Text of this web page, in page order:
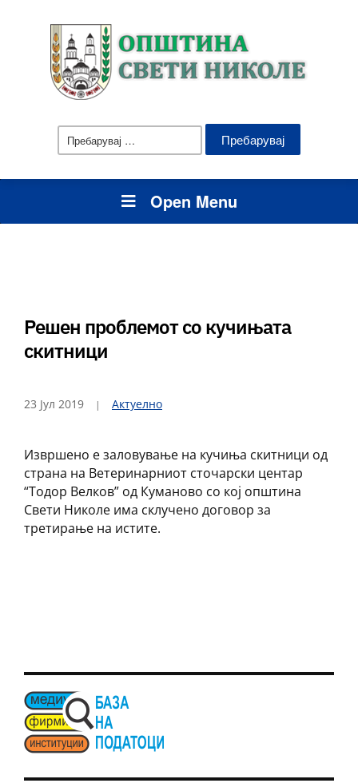
Пребарувај
за:
Open Menu
Решен проблемот со кучињата
скитници
23 Јул 2019 Актуелно
Извршено е заловување на кучиња скитници од
страна на Ветеринарниот сточарски центар
“Тодор Велков” од Куманово со кој општина
Свети Николе има склучено договор за
третирање на истите.